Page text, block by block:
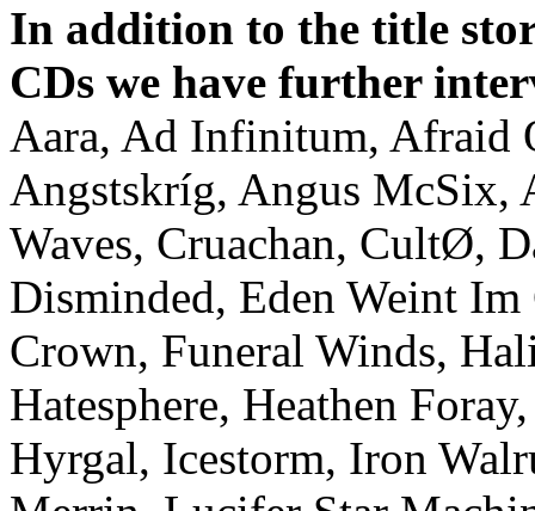
In addition to the title
CDs we have further
Aara, Ad Infinitum, Afraid
Angstskríg, Angus McSix,
Waves, Cruachan, CultØ,
Disminded, Eden Weint
Crown, Funeral Winds,
Hatesphere, Heathen
Hyrgal, Icestorm, Iron